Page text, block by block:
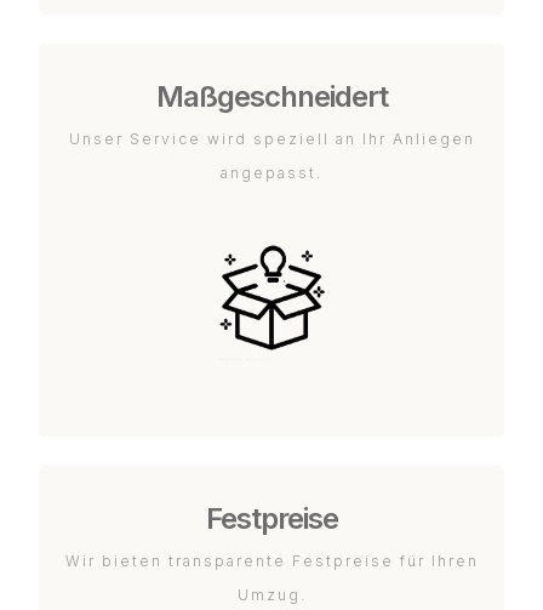
Maßgeschneidert
Unser Service wird speziell an Ihr Anliegen
angepasst.
Festpreise
Wir bieten transparente Festpreise für Ihren
Umzug.